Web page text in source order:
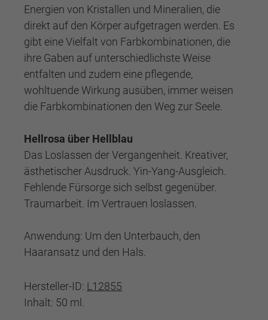
Energien von Kristallen und Mineralien, die
direkt auf den Körper aufgetragen werden. Es
gibt eine Vielfalt von Farbkombinationen, die
ihre Gaben auf unterschiedlichste Weise
entfalten und zudem eine pflegende,
wohltuende Wirkung ausüben, immer weisen
die Farbkombinationen den Weg zur Seele.
Hellrosa über Hellblau
Das Loslassen der Vergangenheit. Kreativer,
ästhetischer Ausdruck. Yin-Yang-Ausgleich.
Fehlende Fürsorge sich selbst gegenüber.
Traumarbeit. Im Vertrauen loslassen.
Anwendung: Um den Unterbauch, den
Haaransatz und den Hals.
Hersteller-ID: L12855
Inhalt: 50 ml.